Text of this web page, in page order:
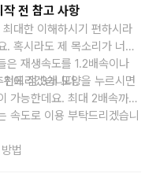
곳이 바로 이곳, 영국박
은 과거 영국이 제국주의
수집한 유물을 전시 및
시 그 유물들이 몇 점인
아마 깜짝 놀라실 텐데요.
을 소장하고 있습니다. 정
렇게 너무 유물이 많다 보
고요. 주요 작품들로 전
영국박물관에 있는 작품
전 참고 사항
대한 이해하시기 편하시라
. 혹시라도 제 목소리가 너무
은 재생속도를 1.2배속이나
드리겠습니다.
에 점 3개 모양을 누르시면
가능한데요. 최대 2배속까지
속도로 이용 부탁드리겠습니
법